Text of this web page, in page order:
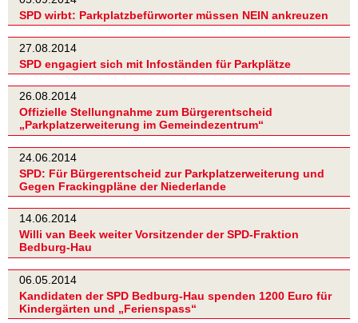
SPD wirbt: Parkplatzbefürworter müssen NEIN ankreuzen
27.08.2014
SPD engagiert sich mit Infoständen für Parkplätze
26.08.2014
Offizielle Stellungnahme zum Bürgerentscheid
„Parkplatzerweiterung im Gemeindezentrum“
24.06.2014
SPD: Für Bürgerentscheid zur Parkplatzerweiterung und
Gegen Frackingpläne der Niederlande
14.06.2014
Willi van Beek weiter Vorsitzender der SPD-Fraktion
Bedburg-Hau
06.05.2014
Kandidaten der SPD Bedburg-Hau spenden 1200 Euro für
Kindergärten und „Ferienspass“